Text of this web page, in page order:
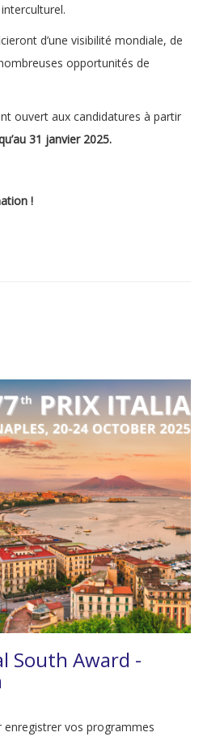
d’une visibilité mondiale, de
opportunités de
ouvert aux candidatures à partir
31 janvier 2025.
!
South Award -
vos programmes